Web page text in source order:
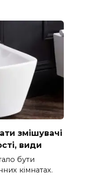
змішувачі
види
бути
кімнатах.